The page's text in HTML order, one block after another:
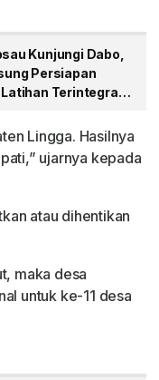
Kunjungi Dabo,
Persiapan
Latihan Terintegrasi
Lingga. Hasilnya
ujarnya kepada
atau dihentikan
maka desa
untuk ke-11 desa